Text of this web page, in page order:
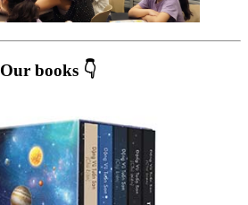
Our books 👇